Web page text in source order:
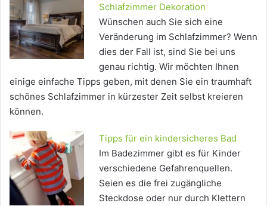
Schlafzimmer Dekoration
Wünschen auch Sie sich eine
Veränderung im Schlafzimmer? Wenn
dies der Fall ist, sind Sie bei uns
genau richtig. Wir möchten Ihnen
einige einfache Tipps geben, mit denen Sie ein traumhaft
schönes Schlafzimmer in kürzester Zeit selbst kreieren
können.
Tipps für ein kindersicheres Bad
Im Badezimmer gibt es für Kinder
verschiedene Gefahrenquellen.
Seien es die frei zugängliche
Steckdose oder nur durch Klettern